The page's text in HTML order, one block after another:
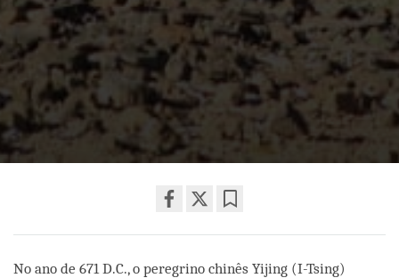
facebook
No ano de 671 D.C., o peregrino chinês Yijing (I-Tsing)